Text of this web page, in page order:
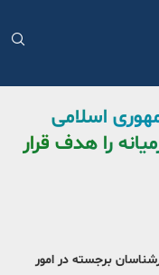
اسلامی
را هدف قرار
برجسته در امور